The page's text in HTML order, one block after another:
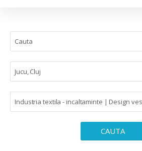
Jucu, Cluj
Industria textila - incaltaminte | Design
CAUTA